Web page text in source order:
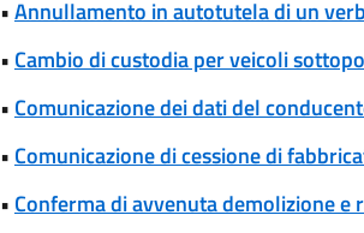
•Annullamento in autotutela di un
• Cambio di custodia per veicoli
• Comunicazione dei dati del
• Comunicazione di cessione di
• Conferma di avvenuta demolizione e